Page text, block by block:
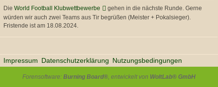
Die World Football Klubwettbewerbe
gehen in die nächste Runde. Gerne
würden wir auch zwei Teams aus Tir begrüßen (Meister + Pokalsieger).
Fristende ist am 18.08.2024.
Impressum Datenschutzerklärung Nutzungsbedingungen
Forensoftware: Burning Board® , entwickelt von WoltLab® GmbH